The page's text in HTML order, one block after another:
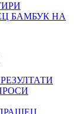
БАМБУК НА